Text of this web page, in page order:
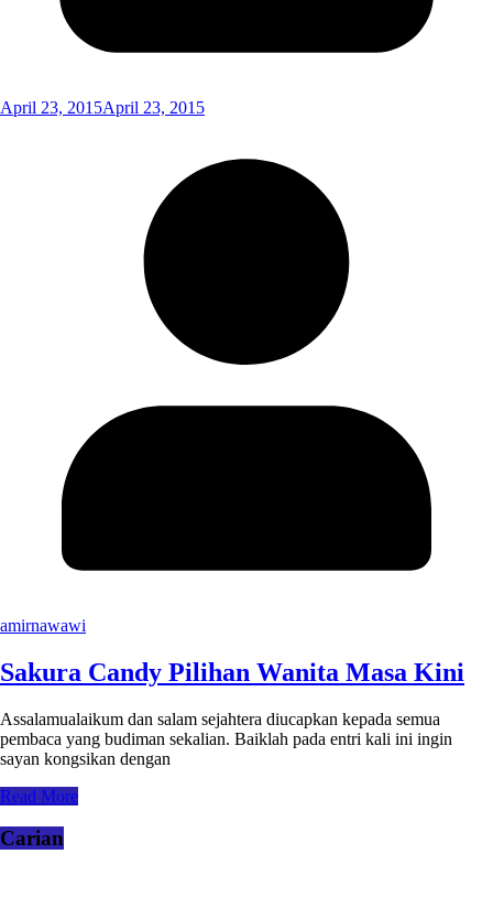
April 23, 2015April 23, 2015
amirnawawi
Sakura Candy Pilihan Wanita Masa Kini
Assalamualaikum dan salam sejahtera diucapkan kepada semua
pembaca yang budiman sekalian. Baiklah pada entri kali ini ingin
sayan kongsikan dengan
Read More
Carian